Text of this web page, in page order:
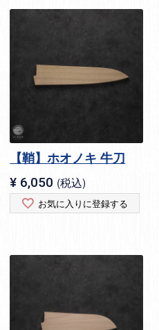
【鞘】ホオノキ 牛刀
¥ 6,050 税込
お気に入りに登録する